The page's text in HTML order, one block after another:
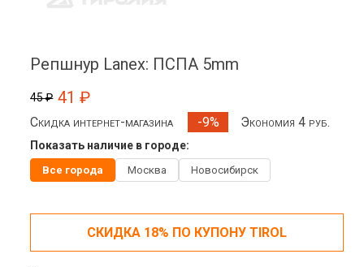
Репшнур Lanex: ПСПА 5mm
45 ₽ 41 ₽
Скидка интернет-магазина -9% Экономия 4 руб.
Показать наличие в городе:
Все города Москва Новосибирск
СКИДКА 18% ПО КУПОНУ TIROL